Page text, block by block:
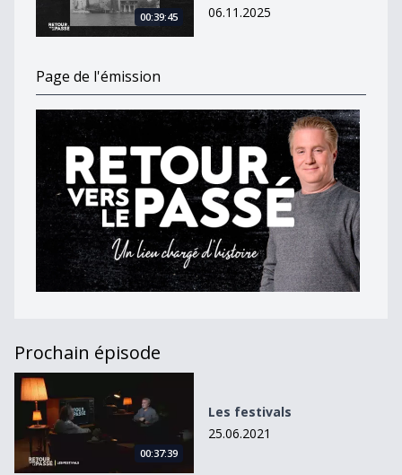
00:39:45
06.11.2025
Page de l'émission
Prochain épisode
Les festivals
00:37:39
Les festivals
25.06.2021